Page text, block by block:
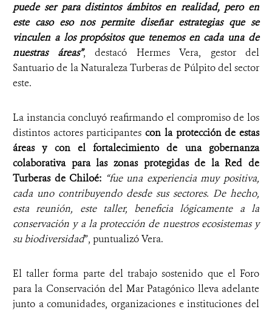
puede ser para distintos ámbitos en realidad, pero en
este caso eso nos permite diseñar estrategias que se
vinculen a los propósitos que tenemos en cada una de
nuestras áreas”, destacó Hermes Vera, gestor del
Santuario de la Naturaleza Turberas de Púlpito delsector
este.
La instancia concluyó reafirmando el compromiso de los
distintos actores participantescon la protección de estas
áreas y con el fortalecimiento de una gobernanza
colaborativa para las zonas protegidas de la Red de
Turberas de Chiloé: “fue una experiencia muy positiva,
cada uno contribuyendo desde sus sectores. De hecho,
esta reunión, este taller, beneficia lógicamente a la
conservación y a la protección de nuestros ecosistemas y
su biodiversidad”, puntualizó Vera.
El taller forma parte del trabajo sostenido que el Foro
para la Conservación del Mar Patagónico lleva adelante
junto a comunidades, organizaciones e instituciones del